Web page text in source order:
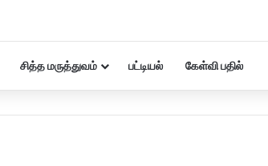
சித்த மருத்துவம் பட்டியல் கேள்வி பதில்